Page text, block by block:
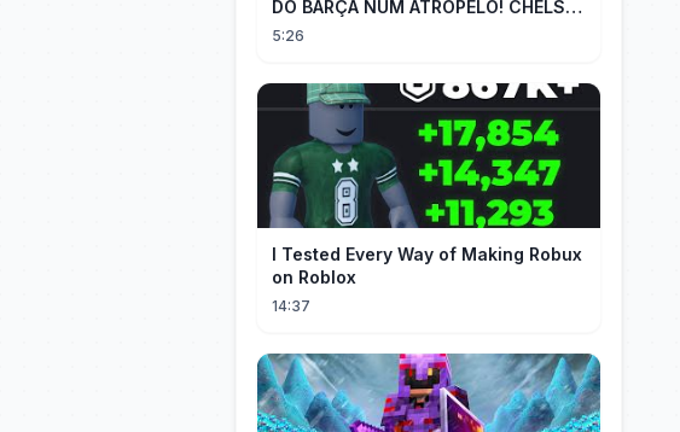
DO BARÇA NUM ATROPELO! CHELSEA
3X0 BARCELONA - MELHORES
5:26
I Tested Every Way of Making Robux
on Roblox
14:37